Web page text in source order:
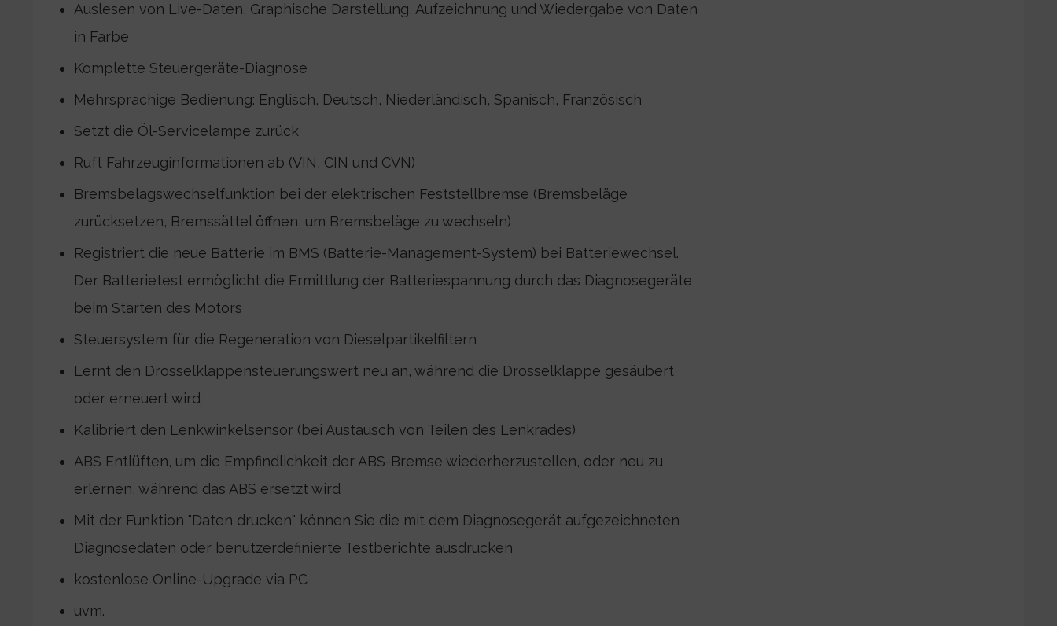
Auslesen von Live-Daten, Graphische Darstellung, Aufzeichnung und Wiedergabe von Daten
in Farbe
Komplette Steuergeräte-Diagnose
Mehrsprachige Bedienung: Englisch, Deutsch, Niederländisch, Spanisch, Französisch
Setzt die Öl-Servicelampe zurück
Ruft Fahrzeuginformationen ab (VIN, CIN und CVN)
Bremsbelagswechselfunktion bei der elektrischen Feststellbremse (Bremsbeläge
zurücksetzen, Bremssättel öffnen, um Bremsbeläge zu wechseln)
Registriert die neue Batterie im BMS (Batterie-Management-System) bei Batteriewechsel.
Der Batterietest ermöglicht die Ermittlung der Batteriespannung durch das Diagnosegeräte
beim Starten des Motors
Steuersystem für die Regeneration von Dieselpartikelfiltern
Lernt den Drosselklappensteuerungswert neu an, während die Drosselklappe gesäubert
oder erneuert wird
Kalibriert den Lenkwinkelsensor (bei Austausch von Teilen des Lenkrades)
ABS Entlüften, um die Empfindlichkeit der ABS-Bremse wiederherzustellen, oder neu zu
erlernen, während das ABS ersetzt wird
Mit der Funktion "Daten drucken" können Sie die mit dem Diagnosegerät aufgezeichneten
Diagnosedaten oder benutzerdefinierte Testberichte ausdrucken
kostenlose Online-Upgrade via PC
uvm.